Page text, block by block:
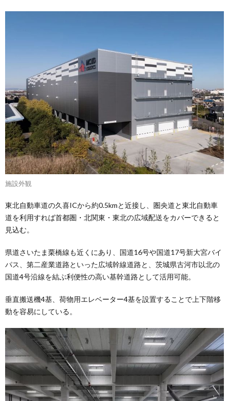
施設外観
東北自動車道の久喜ICから約0.5kmと近接し、圏央道と東北自動車
道を利用すれば首都圏・北関東・東北の広域配送をカバーできると
見込む。
県道さいたま栗橋線も近くにあり、国道16号や国道17号新大宮バイ
パス、第二産業道路といった広域幹線道路と、茨城県古河市以北の
国道4号沿線を結ぶ利便性の高い基幹道路として活用可能。
垂直搬送機4基、荷物用エレベーター4基を設置することで上下階移
動を容易にしている。